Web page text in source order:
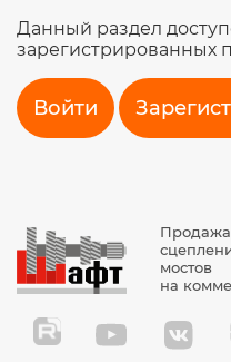
Данный раздел
зарегистрированных
Войти
Продажа
мостов
на